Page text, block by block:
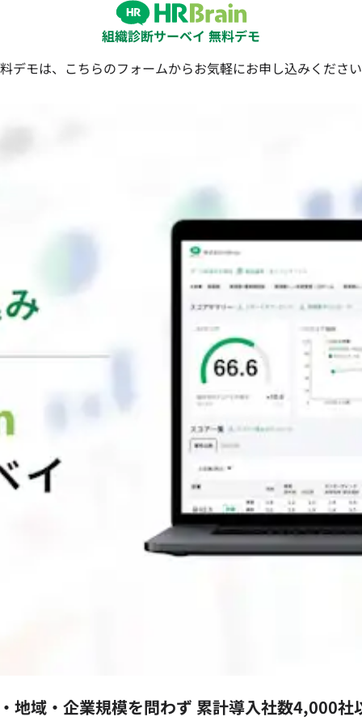
組織診断サーベイ 無料デモ
デモは、こちらのフォームからお気軽にお申し込みくださ
地域‧企業規模を問わず 累計導⼊社数4,000社